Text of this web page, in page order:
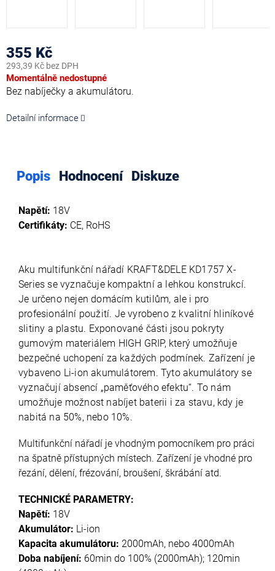
355 Kč
293,39 Kč bez DPH
Měrná
cena:
Momentálně nedostupné
Bez nabíječky a akumulátoru.
Detailní informace
Popis Hodnocení Diskuze
Napětí: 18V
Certifikáty: CE, RoHS
Aku multifunkční nářadí KRAFT&DELE KD1757 X-
Series se vyznačuje kompaktní a lehkou konstrukcí.
Je určeno nejen domácím kutilům, ale i pro
profesionální použití. Je vyrobeno z kvalitní hliníkové
slitiny a plastu. Exponované části jsou pokryty
gumovým materiálem HIGH GRIP, který umožňuje
bezpečné uchopení za každých podmínek. Zařízení je
vybaveno Li-ion akumulátorem. Tyto akumulátory se
vyznačují absencí „paměťového efektu“. To nám
umožňuje možnost nabíjet baterii i za stavu, kdy je
nabitá na 50%, nebo 10%.
Multifunkční nářadí je vhodným pomocníkem pro práci
na špatně přístupných místech. Zařízení je vhodné pro
řezání, dělení, frézování, broušení, škrábání atd.
TECHNICKÉ PARAMETRY:
Napětí: 18V
Akumulátor: Li-ion
Kapacita akumulátoru: 2000mAh, nebo 4000mAh
Doba nabíjení: 60min do 100% (2000mAh); 120min